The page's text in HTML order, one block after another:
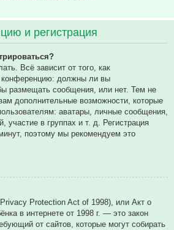
и регистрация
Всё зависит от того, как
конференцию: должны ли вы
размещать сообщения, или нет. Тем не
дополнительные возможности, которые
аватары, личные сообщения,
участие в группах и т. д. Регистрация
поэтому мы рекомендуем это
Protection Act of 1998), или Акт о
в интернете от 1998 г. — это закон
от сайтов, которые могут собирать